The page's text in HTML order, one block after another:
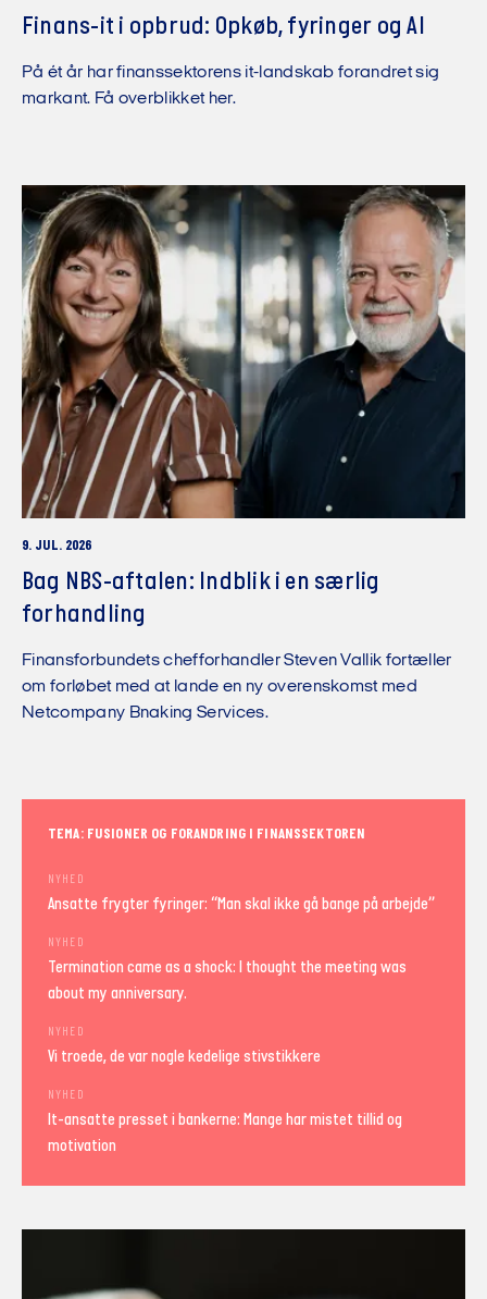
Finans-it i opbrud: Opkøb, fyringer og AI
På ét år har finanssektorens it-landskab forandret sig
markant. Få overblikket her.
9. JUL. 2026
Bag NBS-aftalen: Indblik i en særlig
forhandling
Finansforbundets chefforhandler Steven Vallik fortæller
om forløbet med at lande en ny overenskomst med
Netcompany Bnaking Services.
TEMA: FUSIONER OG FORANDRING I FINANSSEKTOREN
NYHED
Ansatte frygter fyringer: “Man skal ikke gå bange på arbejde”
NYHED
Termination came as a shock: I thought the meeting was
about my anniversary.
NYHED
Vi troede, de var nogle kedelige stivstikkere
NYHED
It-ansatte presset i bankerne: Mange har mistet tillid og
motivation